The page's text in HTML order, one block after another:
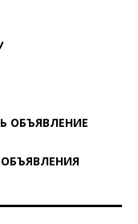
ОБЪЯВЛЕНИЕ
ОБЪЯВЛЕНИЯ